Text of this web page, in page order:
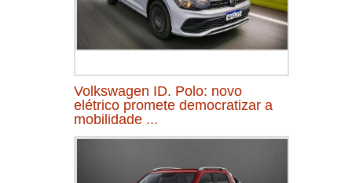
Volkswagen ID. Polo: novo
elétrico promete democratizar a
mobilidade ...